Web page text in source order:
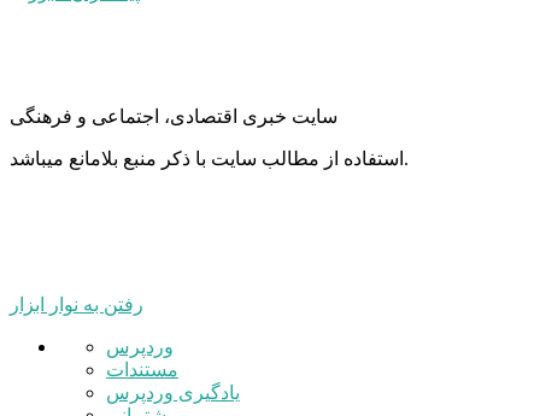
سایت خبری اقتصادی، اجتماعی و فرهنگی
استفاده از مطالب سایت با ذکر منبع بلامانع میباشد.
رفتن به نوار ابزار
درباره
وردپرس
وردپرس
مستندات
یادگیری وردپرس